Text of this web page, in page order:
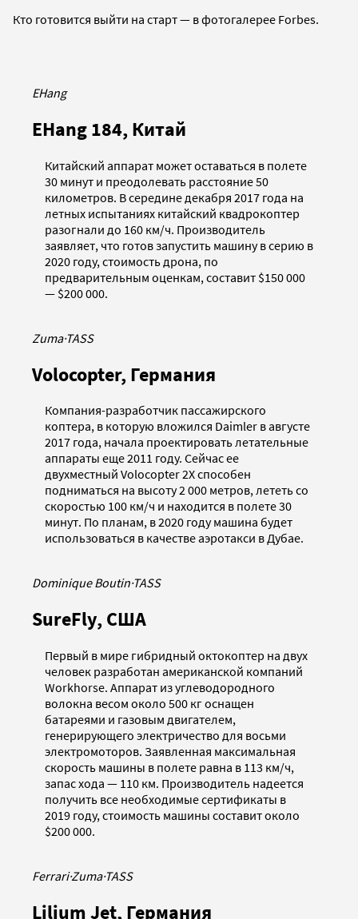
Кто готовится выйти на старт — в фотогалерее Forbes.
EHang
EHang 184, Китай
Китайский аппарат может оставаться в полете
30 минут и преодолевать расстояние 50
километров. В середине декабря 2017 года на
летных испытаниях китайский квадрокоптер
разогнали до 160 км/ч. Производитель
заявляет, что готов запустить машину в серию в
2020 году, стоимость дрона, по
предварительным оценкам, составит $150 000
— $200 000.
Zuma·TASS
Volocopter, Германия
Компания-разработчик пассажирского
коптера, в которую вложился Daimler в августе
2017 года, начала проектировать летательные
аппараты еще 2011 году. Сейчас ее
двухместный Volocopter 2X способен
подниматься на высоту 2 000 метров, лететь со
скоростью 100 км/ч и находится в полете 30
минут. По планам, в 2020 году машина будет
использоваться в качестве аэротакси в Дубае.
Dominique Boutin·TASS
SureFly, США
Первый в мире гибридный октокоптер на двух
человек разработан американской компаний
Workhorse. Аппарат из углеводородного
волокна весом около 500 кг оснащен
батареями и газовым двигателем,
генерирующего электричество для восьми
электромоторов. Заявленная максимальная
скорость машины в полете равна в 113 км/ч,
запас хода — 110 км. Производитель надеется
получить все необходимые сертификаты в
2019 году, стоимость машины составит около
$200 000.
Ferrari·Zuma·TASS
Lilium Jet, Германия